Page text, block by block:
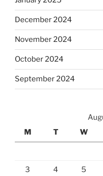
December 2024
November 2024
October 2024
September 2024
M
T W
3 4 5